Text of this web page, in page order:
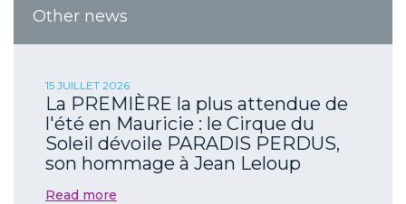
Other news
15 JUILLET 2026
La PREMIÈRE la plus attendue de
l'été en Mauricie : le Cirque du
Soleil dévoile PARADIS PERDUS,
son hommage à Jean Leloup
Read more